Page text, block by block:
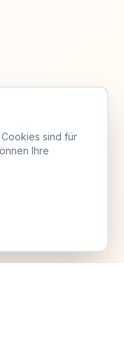
sind für
Ihre